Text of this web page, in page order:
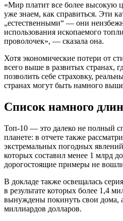
«Мир платит все более высокую
уже знаем, как справиться. Эти
„естественными“ — они
использования ископаемого
проволочек», — сказала она.
Хотя экономические потери от
всего выше в развитых странах,
позволить себе страховку,
странах могут быть намного
Список намного
Топ-10 — это далеко не полный
планете: в отчете также
экстремальных погодных
которых составил менее 1 млрд
дорогостоящие примеры не
В докладе также освещалась
в результате которых более 1,4
вынуждены покинуть свои дома,
миллиардов долларов.